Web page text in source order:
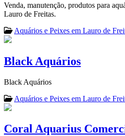
Venda, manutenção, produtos para
Lauro de Freitas.
Aquários e Peixes em Lauro de
Black Aquários
Black Aquários
Aquários e Peixes em Lauro de
Coral Aquarius